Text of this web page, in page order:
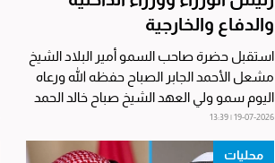
والدفاع والخارجية
استقبل حضرة صاحب السمو أمير البلاد الشيخ
مشعل الأحمد الجابر الصباح حفظه الله ورعاه
اليوم سمو ولي العهد الشيخ صباح خالد الحمد
الصباح حفظه...
19-07-2026 | 13:39
محليات